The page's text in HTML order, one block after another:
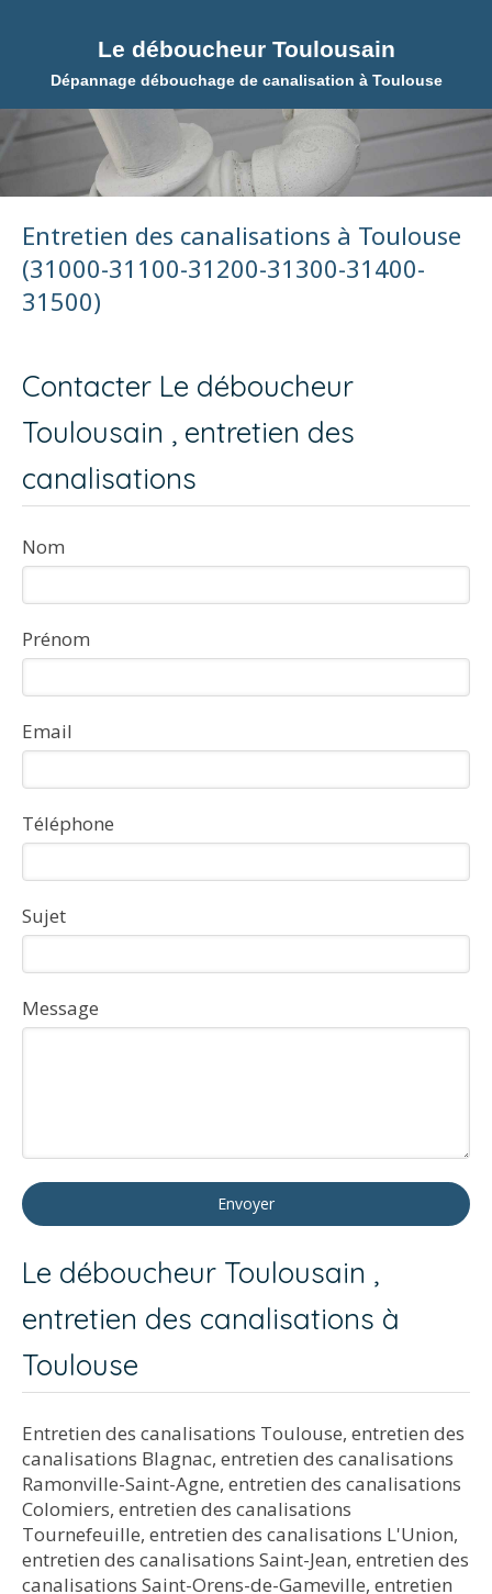
Le déboucheur Toulousain
Dépannage débouchage de canalisation à Toulouse
Entretien des canalisations à Toulouse
(31000-31100-31200-31300-31400-
31500)
Contacter Le déboucheur
Toulousain , entretien des
canalisations
Nom
Prénom
Email
Téléphone
Sujet
Message
Envoyer
Le déboucheur Toulousain ,
entretien des canalisations à
Toulouse
Entretien des canalisations Toulouse, entretien des
canalisations Blagnac, entretien des canalisations
Ramonville-Saint-Agne, entretien des canalisations
Colomiers, entretien des canalisations
Tournefeuille, entretien des canalisations L'Union,
entretien des canalisations Saint-Jean, entretien des
canalisations Saint-Orens-de-Gameville, entretien